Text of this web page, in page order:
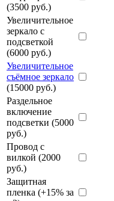
(3500 руб.)
Увеличительное
зеркало с
подсветкой
(6000 руб.)
Увеличительное
съёмное зеркало
(15000 руб.)
Раздельное
включение
подсветки (5000
руб.)
Провод с
вилкой (2000
руб.)
Защитная
пленка (+15% за